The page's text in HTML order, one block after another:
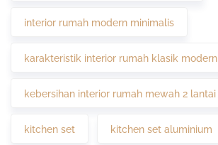
interior rumah modern minimalis
karakteristik interior rumah klasik modern
kebersihan interior rumah mewah 2 lantai
kitchen set kitchen set aluminium